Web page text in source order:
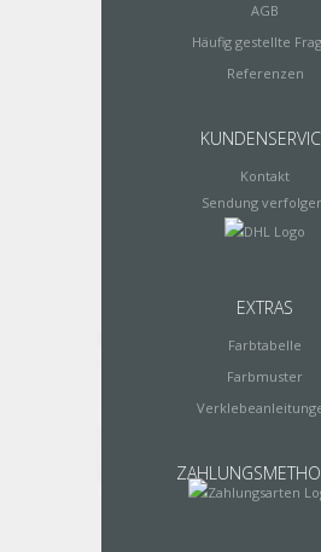
AGB
Häufig gestellte
Referenzen
Kontakt
Sendung
EXTRAS
Farbtabelle
Farbmuster